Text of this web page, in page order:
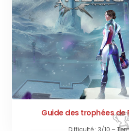
Guide des trophées de
Difficulté : 3/10 –